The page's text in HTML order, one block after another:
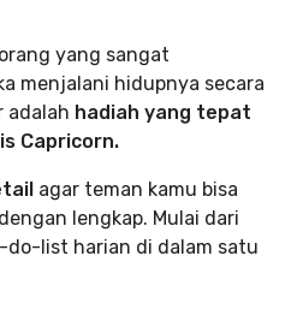
yang sangat
menjalani hidupnya secara
adalah hadiah yang tepat
Capricorn.
agar teman kamu bisa
lengkap. Mulai dari
list harian di dalam satu